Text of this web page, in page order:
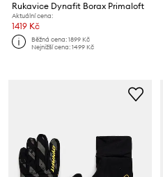
Rukavice Dynafit Borax Primaloft
Aktuální cena:
1419 Kč
Běžná cena:1899 Kč
Nejnižší cena:1499 Kč